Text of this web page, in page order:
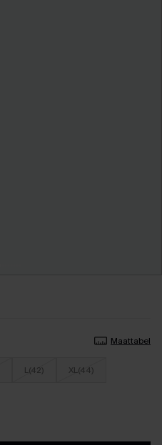
Maattabel
L(42) XL(44)